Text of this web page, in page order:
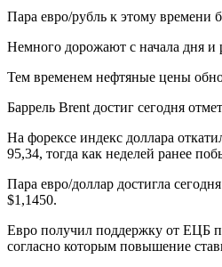
Пара евро/рубль к этому времени
Немного дорожают с начала дня и
Тем временем нефтяные цены
Баррель Brent достиг сегодня
На форексе индекс доллара
95,34, тогда как неделей ранее
Пара евро/доллар достигла
$1,1450.
Евро получил поддержку от ЕЦБ
согласно которым повышение